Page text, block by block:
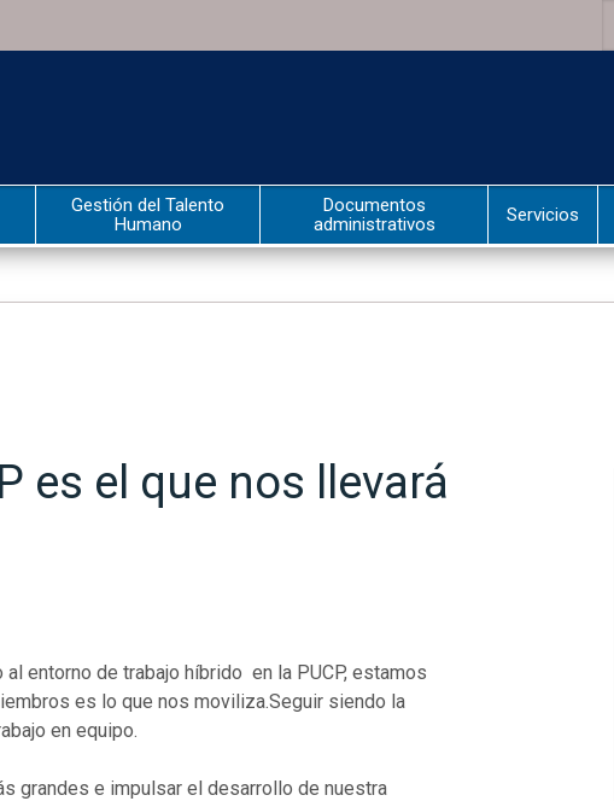
Gestión del Talento
Humano
Documentos
administrativos
Servicios
es el que nos llevará
entorno de trabajo híbrido en la PUCP, estamos
es lo que nos moviliza.Seguir siendo la
en equipo.
grandes e impulsar el desarrollo de nuestra